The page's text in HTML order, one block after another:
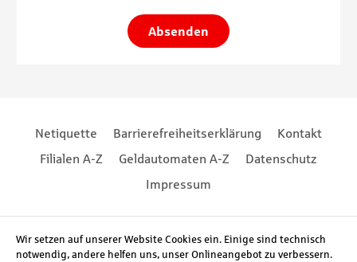
Absenden
Footernavigation
Netiquette Barrierefreiheitserklärung
Kontakt
Filialen A-Z
Geldautomaten A-Z
Datenschutz
Impressum
Social Media
Wir setzen auf unserer Website Cookies ein. Einige sind technisch
notwendig, andere helfen uns, unser Onlineangebot zu verbessern.